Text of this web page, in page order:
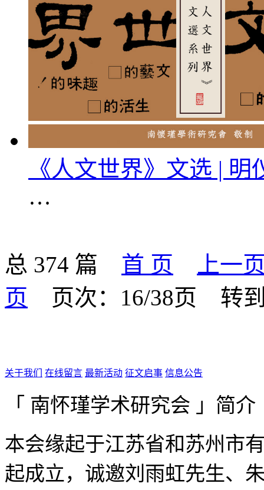
《人文世界》文选 |
…
总 374 篇 首 页
上一
页
页次：16/38页 转
关于我们 在线留言 最新活动 征文启事 信息公告
「 南怀瑾学术研究会 」简介
本会缘起于江苏省和苏州市
起成立，诚邀刘雨虹先生、